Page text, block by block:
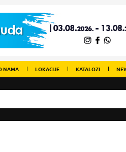
NAMA LOKACIJE KATALOZI